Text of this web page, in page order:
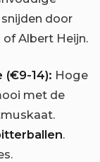
door
of Albert Heijn.
(€9-14): Hoge
met de
.